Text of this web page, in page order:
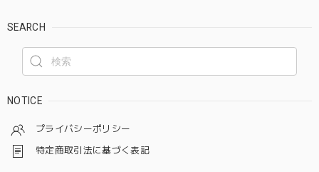
SEARCH
NOTICE
プライバシーポリシー
特定商取引法に基づく表記